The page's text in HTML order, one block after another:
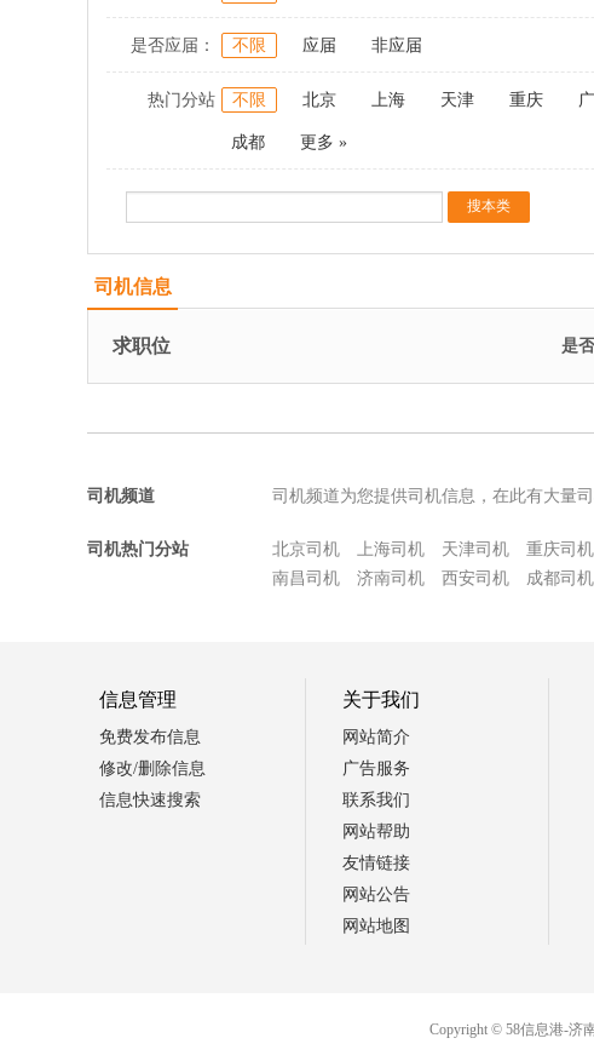
是否应届： 不限 应届 非应届
热门分站 不限 北京 上海 天津 重庆
成都 更多 »
司机信息
求职位 是
司机频道 司机频道为您提供司机信息，在此有大量
司机热门分站 北京司机 上海司机 天津司机 重庆司机
南昌司机
济南司机 西安司机 成都司机
信息管理
免费发布信息
修改/删除信息
信息快速搜索
关于我们
网站简介
广告服务
联系我们
网站帮助
友情链接
网站公告
网站地图
Copyright © 58信息港-济